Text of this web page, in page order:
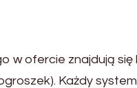
w ofercie znajdują się
Każdy